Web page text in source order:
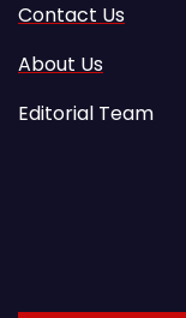
Contact Us
About Us
Editorial Team